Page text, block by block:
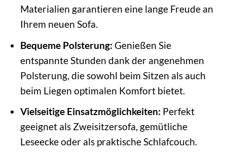
Materialien garantieren eine lange Freude an
Ihrem neuen Sofa.
Bequeme Polsterung: Genießen Sie
entspannte Stunden dank der angenehmen
Polsterung, die sowohl beim Sitzen als auch
beim Liegen optimalen Komfort bietet.
Vielseitige Einsatzmöglichkeiten: Perfekt
geeignet als Zweisitzersofa, gemütliche
Leseecke oder als praktische Schlafcouch.